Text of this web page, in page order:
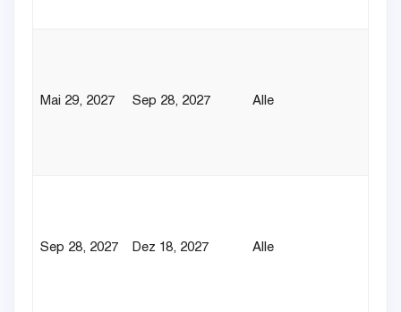
Mai 29, 2027 Sep 28, 2027 Alle
Sep 28, 2027 Dez 18, 2027 Alle